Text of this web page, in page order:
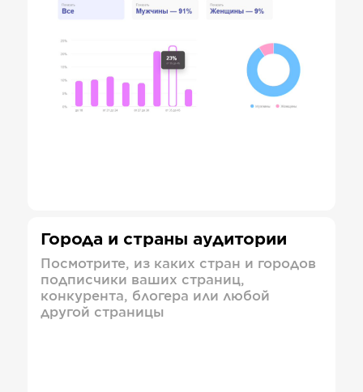
Города и страны аудитории
Посмотрите, из каких стран и городов
подписчики ваших страниц,
конкурента, блогера или любой
другой страницы